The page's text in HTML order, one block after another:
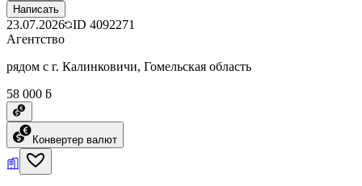
Написать
23.07.2026 ID 4092271
Агентство
рядом с г. Калинковичи, Гомельская область
58 000 ƃ
Конвертер валют